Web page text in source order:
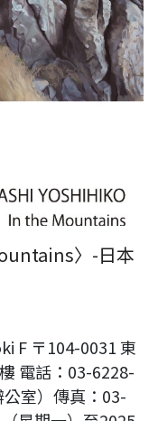
〉-日本
F 〒104-0031 東
電話：03-6228-
室）傳真：03-